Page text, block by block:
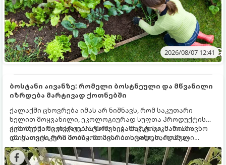
2026/08/07 12:41
ბოსტანი აივანზე: რომელი ბოსტნეული და მწვანილი
იზრდება მარტივად ქოთნებში
ქალაქში ცხოვრება იმას არ ნიშნავს, რომ საკუთარი
ხელით მოყვანილი, ეკოლოგიურად სუფთა პროდუქტის
გემოზე უარი თქვათ. პატარა აივანიც კი საკმარისია
იმისათვის, რომ მოიწყოთ მინი-ბოსტანი, საიდანაც
ყოველდღიურად ახალ, არომატულ მწვანილსა და
ბოსტნეულს მოკრეფთ.
ქოთნებში მცენარეების მოშენება მარტივი, სასიამოვნო
და ესთეტიკური ჰობია. მთავარია იცოდეთ, რომელი
კულტურები ეგუებიან ქოთნის პირობებს ყველაზე კარგად
და როგორ მოუაროთ მათ სწორად.